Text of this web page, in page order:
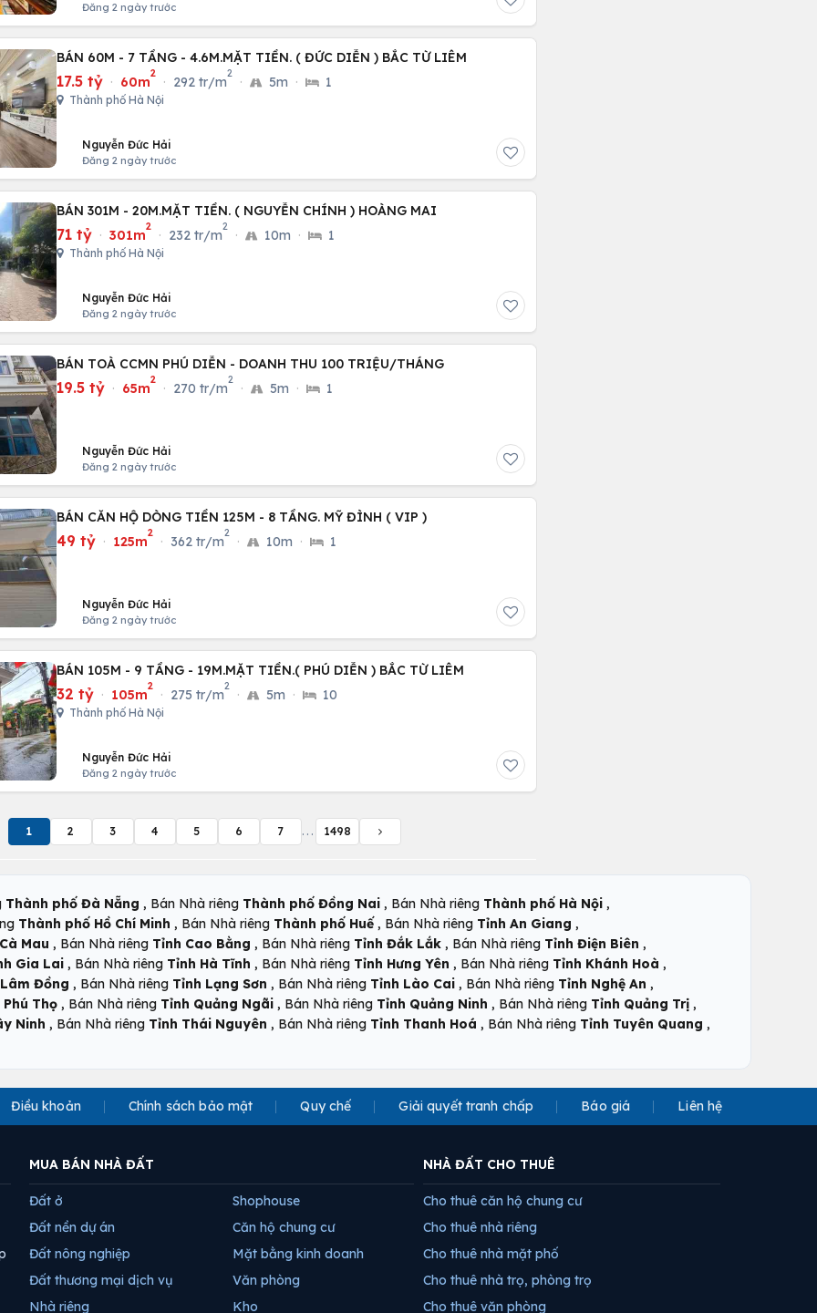
Đăng 2 ngày trước
BÁN 60M - 7 TẦNG - 4.6M.MẶT TIỀN. ( ĐỨC DIỄN ) BẮC TỪ LIÊM
17.5 tỷ · 60m
2
· 292 tr/m
2
· 5m · 1
Thành phố Hà Nội
Nguyễn Đức Hải
Đăng 2 ngày trước
BÁN 301M - 20M.MẶT TIỀN. ( NGUYỄN CHÍNH ) HOÀNG MAI
71 tỷ · 301m
2
· 232 tr/m
2
· 10m · 1
Thành phố Hà Nội
Nguyễn Đức Hải
Đăng 2 ngày trước
BÁN TOÀ CCMN PHÚ DIỄN - DOANH THU 100 TRIỆU/THÁNG
19.5 tỷ · 65m
2
· 270 tr/m
2
· 5m · 1
Nguyễn Đức Hải
Đăng 2 ngày trước
BÁN CĂN HỘ DÒNG TIỀN 125M - 8 TẦNG. MỸ ĐÌNH ( VIP )
49 tỷ · 125m
2
· 362 tr/m
2
· 10m · 1
Nguyễn Đức Hải
Đăng 2 ngày trước
BÁN 105M - 9 TẦNG - 19M.MẶT TIỀN.( PHÚ DIỄN ) BẮC TỪ LIÊM
32 tỷ · 105m
2
· 275 tr/m
2
· 5m · 10
Thành phố Hà Nội
Nguyễn Đức Hải
Đăng 2 ngày trước
1 2 3 4 5 6 7 ... 1498
Thành phố Đà Nẵng , Bán Nhà riêng Thành phố Đồng Nai , Bán Nhà riêng Thành phố Hà Nội ,
Thành phố Hồ Chí Minh , Bán Nhà riêng Thành phố Huế , Bán Nhà riêng Tỉnh An Giang ,
Mau , Bán Nhà riêng Tỉnh Cao Bằng , Bán Nhà riêng Tỉnh Đắk Lắk , Bán Nhà riêng Tỉnh Điện Biên ,
Gia Lai , Bán Nhà riêng Tỉnh Hà Tĩnh , Bán Nhà riêng Tỉnh Hưng Yên , Bán Nhà riêng Tỉnh Khánh Hoà ,
Đồng , Bán Nhà riêng Tỉnh Lạng Sơn , Bán Nhà riêng Tỉnh Lào Cai , Bán Nhà riêng Tỉnh Nghệ An ,
Thọ , Bán Nhà riêng Tỉnh Quảng Ngãi , Bán Nhà riêng Tỉnh Quảng Ninh , Bán Nhà riêng Tỉnh Quảng Trị ,
Ninh , Bán Nhà riêng Tỉnh Thái Nguyên , Bán Nhà riêng Tỉnh Thanh Hoá , Bán Nhà riêng Tỉnh Tuyên Quang ,
Điều khoản Chính sách bảo mật Quy chế Giải quyết tranh chấp Báo giá Liên hệ
MUA BÁN NHÀ ĐẤT
Đất ở
Đất nền dự án
Đất nông nghiệp
Đất thương mại dịch vụ
Nhà riêng
Shophouse
Căn hộ chung cư
Mặt bằng kinh doanh
Văn phòng
Kho
NHÀ ĐẤT CHO THUÊ
Cho thuê căn hộ chung cư
Cho thuê nhà riêng
Cho thuê nhà mặt phố
Cho thuê nhà trọ, phòng trọ
Cho thuê văn phòng